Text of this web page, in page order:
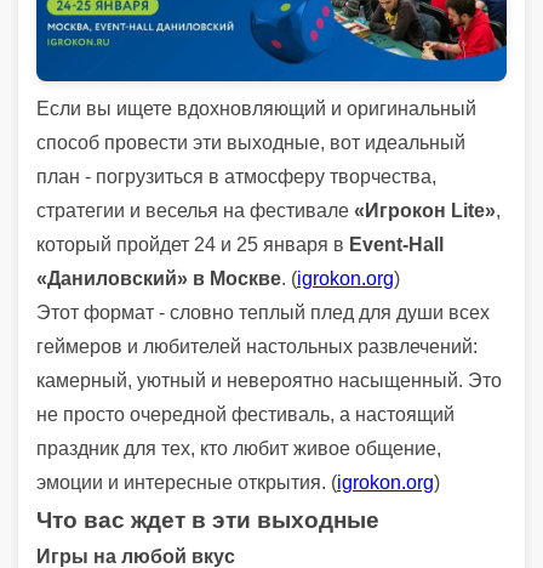
Если вы ищете вдохновляющий и оригинальный
способ провести эти выходные, вот идеальный
план - погрузиться в атмосферу творчества,
стратегии и веселья на фестивале «Игрокон Lite»,
который пройдет 24 и 25 января в Event‑Hall
«Даниловский» в Москве. (igrokon.org)
Этот формат - словно теплый плед для души всех
геймеров и любителей настольных развлечений:
камерный, уютный и невероятно насыщенный. Это
не просто очередной фестиваль, а настоящий
праздник для тех, кто любит живое общение,
эмоции и интересные открытия. (igrokon.org)
Что вас ждет в эти выходные
Игры на любой вкус